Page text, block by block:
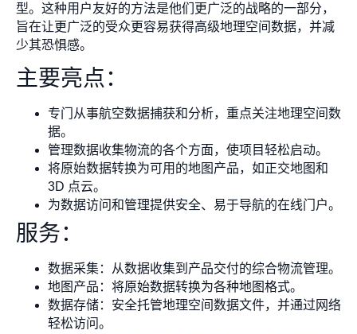
型。这种用户友好的方法是他们更广泛的战略的一部分，
旨在让更广泛的受众更容易获得高级地理空间数据，并减
少其恐惧感。
主要亮点：
专门从事航空数据捕获和分析，重点关注地理空间数
据。
管理数据收集物流的各个方面，使项目轻松启动。
将原始数据转换为可用的地图产品，如正交地图和
3D 点云。
为数据访问和管理提供安全、易于导航的在线门户。
服务：
数据采集：从数据收集到产品交付的综合物流管理。
地图产品：将原始数据转换为各种地图格式。
数据存储：安全托管地理空间数据文件，并通过网络
轻松访问。